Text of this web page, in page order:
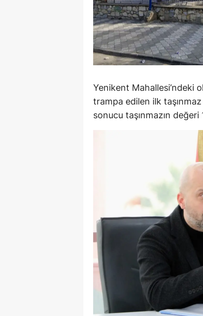
Yenikent Mahallesi’ndeki
trampa edilen ilk
sonucu taşınmazın